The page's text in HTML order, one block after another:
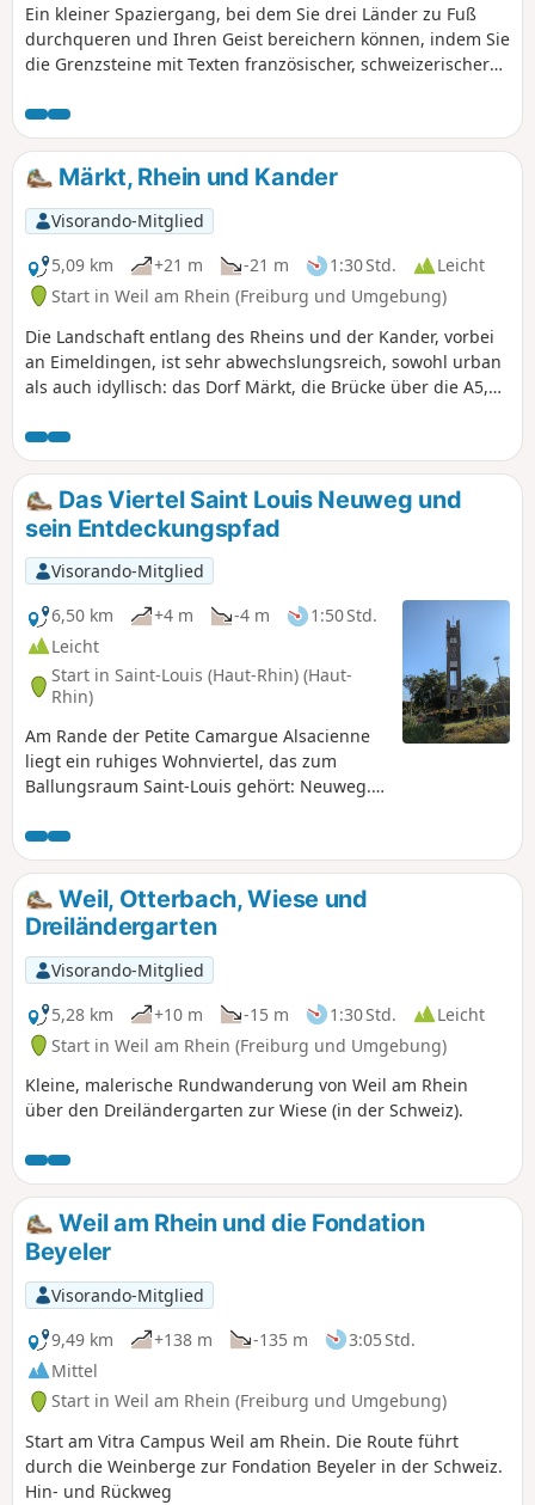
Ein kleiner Spaziergang, bei dem Sie drei Länder zu Fuß
durchqueren und Ihren Geist bereichern können, indem Sie
die Grenzsteine mit Texten französischer, schweizerischer
Frankreich in die Schweiz und kehren dann über
Deutschland zurück.Sie brauchen keinen Reisepass
mitzunehmen, ein Personalausweis reicht aus.
Märkt, Rhein und Kander
Visorando-Mitglied
5,09 km
+21 m -21 m 1:30 Std.
Leicht
Start in Weil am Rhein (Freiburg und Umgebung)
Die Landschaft entlang des Rheins und der Kander, vorbei
an Eimeldingen, ist sehr abwechslungsreich, sowohl urban
als auch idyllisch: das Dorf Märkt, die Brücke über die A5,
der Kander, der Weg entlang der Kander mit zwei kleinen
Brücken, die Fischtreppe, der Wald.
Das Viertel Saint Louis Neuweg und
sein Entdeckungspfad
Visorando-Mitglied
6,50 km
+4 m -4 m
1:50 Std.
Leicht
Start in Saint-Louis (Haut-Rhin) (Haut-
Rhin)
Am Rande der Petite Camargue Alsacienne
liegt ein ruhiges Wohnviertel, das zum
Ballungsraum Saint-Louis gehört: Neuweg.
dieser Wanderung gelangen Sie in einen
kleinen Wald, wo Sie auf einem Lehrpfad
mehr über das Thema Wasser erfahren
können.Weil, Otterbach, Wiese und
Dreiländergarten
Visorando-Mitglied
5,28 km
+10 m -15 m 1:30 Std.
Leicht
Start in Weil am Rhein (Freiburg und Umgebung)
Kleine, malerische Rundwanderung von Weil am Rhein
über den Dreiländergarten zur Wiese (in der Schweiz).
Weil am Rhein und die Fondation
Beyeler
Visorando-Mitglied
9,49 km
+138 m -135 m
3:05 Std.
Mittel
Start in Weil am Rhein (Freiburg und Umgebung)
Start am Vitra Campus Weil am Rhein. Die Route führt
durch die Weinberge zur Fondation Beyeler in der Schweiz.
Hin- und Rückweg